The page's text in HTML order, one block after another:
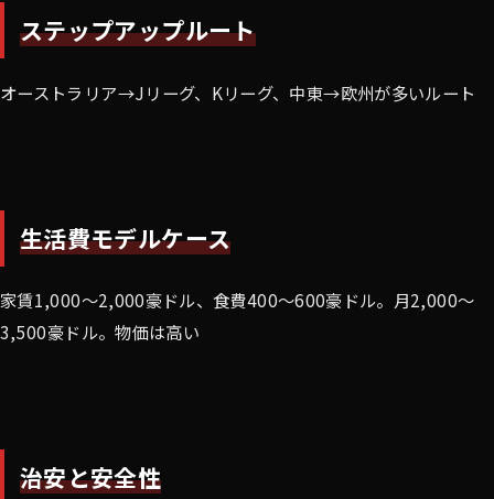
ステップアップルート
オーストラリア→Jリーグ、Kリーグ、中東→欧州が多いルート
生活費モデルケース
家賃1,000〜2,000豪ドル、食費400〜600豪ドル。月2,000〜
3,500豪ドル。物価は高い
治安と安全性